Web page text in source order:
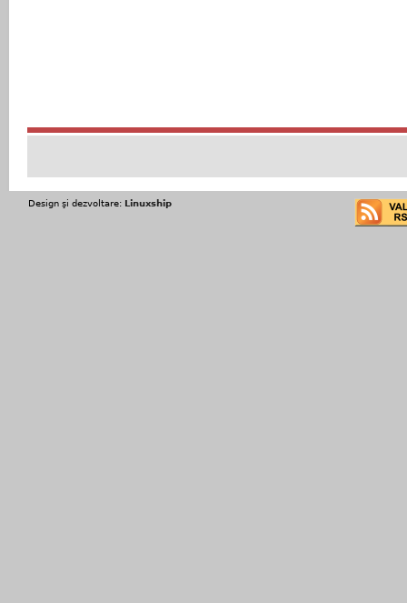
Design şi dezvoltare: Linuxship